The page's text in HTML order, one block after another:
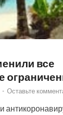
все
- Оставьте